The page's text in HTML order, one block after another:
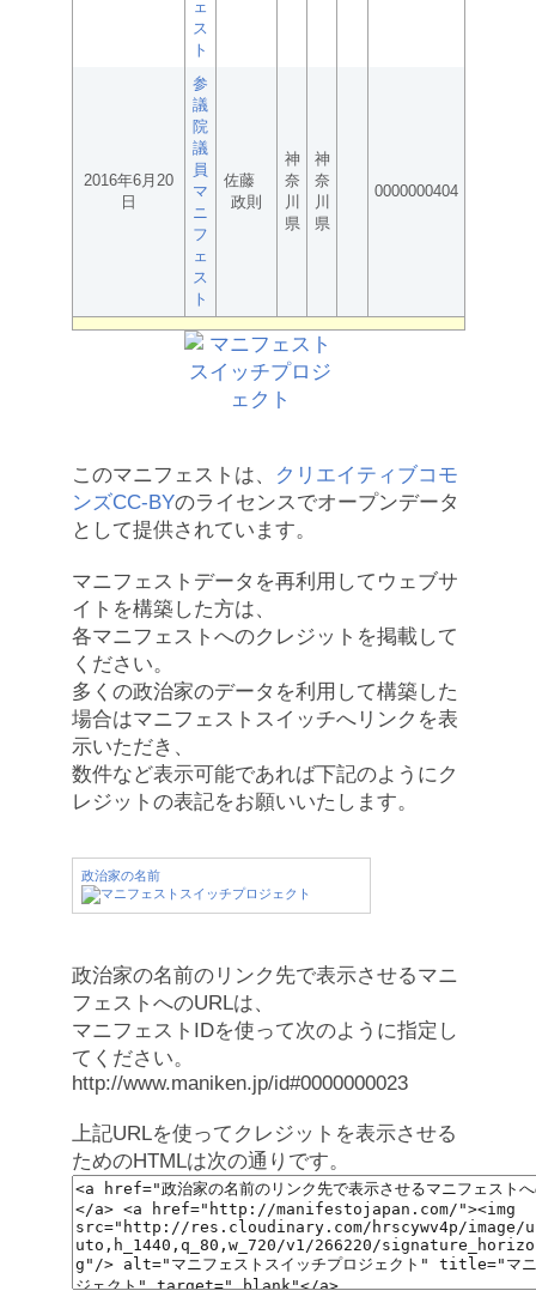
ェ
ス
ト
2016年6月20
日
参
議
院
議
員
マ
ニ
フ
ェ
ス
ト
佐藤
政則
神
奈
川
県
神
奈
川
県
0000000404
このマニフェストは、
クリエイティブコモ
ンズCC-BYのライセンスでオープンデータ
として提供されています。
マニフェストデータを再利用してウェブサ
イトを構築した方は、
各マニフェストへのクレジットを掲載して
ください。
多くの政治家のデータを利用して構築した
場合はマニフェストスイッチへリンクを表
示いただき、
数件など表示可能であれば下記のようにク
レジットの表記をお願いいたします。
政治家の名前
政治家の名前のリンク先で表示させるマニ
フェストへのURLは、
マニフェストIDを使って次のように指定し
てください。
http://www.maniken.jp/id#0000000023
上記URLを使ってクレジットを表示させる
ためのHTMLは次の通りです。